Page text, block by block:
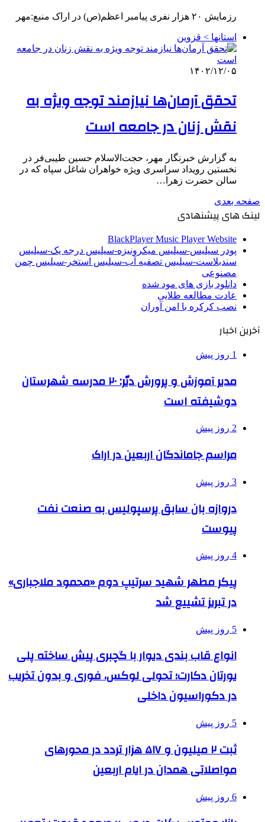
رزمایش ۲۰ هزار نفری پیامبر اعظم(ص) در اراک منبع:مهر
استانها > قزوین
۱۴۰۲/۱۲/۰۵
تحقق آرمان‌ها نیازمند توجه ویژه به
نقش زنان در جامعه است
به گزارش خبرنگار مهر، حجت‌الاسلام حسین طیبی‌فر در
نخستین رویداد سراسری ویژه خواهران شاغل سپاه که در
سالن حضرت زهرا…
صفحه بعدی
لینک های پیشنهادی
BlackPlayer Music Player Website
پودر سیلیس-سیلیس میکرونیزه-سیلیس درجه یک-سیلیس
سندبلاست-سیلیس تصفیه آب-سیلیس استخر-سیلیس چمن
مصنوعی
دانلود بازی های مود شده
عادت مطالعه طلایی
نصب کرکره با امن آوران
آخرین اخبار
1 روز پیش
مدیر آموزش و پرورش دیّر: ۲۰ مدرسه شهرستان
دوشیفته است
2 روز پیش
مراسم جاماندگان اربعین در اراک
3 روز پیش
دروازه بان سابق پرسپولیس به صنعت نفت
پیوست
4 روز پیش
پیکر مطهر شهید سرتیپ دوم «محمود ملاجباری»
در تبریز تشییع شد
5 روز پیش
انواع قاب بندی دیوار با گچبری پیش ساخته پلی
یورتان دکارت؛ تحولی لوکس، فوری و بدون تخریب
در دکوراسیون داخلی
5 روز پیش
ثبت ۲ میلیون و ۵۱۷ هزار تردد در محورهای
مواصلاتی همدان در ایام اربعین
6 روز پیش